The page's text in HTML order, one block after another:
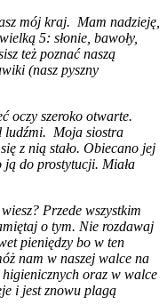
mój kraj. Mam nadzieję,
5: słonie, bawoły,
też poznać naszą
(nasz pyszny
oczy szeroko otwarte.
ludźmi. Moja siostra
z nią stało. Obiecano jej
ją do prostytucji. Miała
Przede wszystkim
o tym. Nie rozdawaj
pieniędzy bo w ten
nam w naszej walce na
oraz w walce
i jest znowu plagą